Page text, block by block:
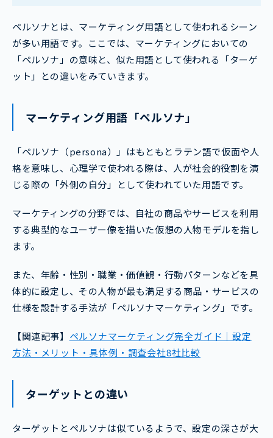
ペルソナとは、マーケティング用語として使われるシーン
が多い用語です。ここでは、マーケティングにおいての
「ペルソナ」の意味と、似た用語として使われる「ターゲ
ット」との違いをみていきます。
マーケティング用語「ペルソナ」
「ペルソナ（persona）」はもともとラテン語で仮面や人
格を意味し、心理学で使われる際は、人が社会的役割を演
じる際の「外側の自分」として使われていた用語です。
マーケティングの分野では、自社の商品やサービスを利用
する典型的なユーザー像を描いた仮想の人物モデルを指し
ます。
また、年齢・性別・職業・価値観・行動パターンなどを具
体的に設定し、その人物が最も満足する商品・サービスの
仕様を設計する手法が「ペルソナマーケティング」です。
【関連記事】 ペルソナマーケティング完全ガイド｜設定
方法・メリット・具体例・調査会社8社比較
ターゲットとの違い
ターゲットとペルソナは似ているようで、設定の深さが大